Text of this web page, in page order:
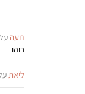
נועה על
בוהו
ליאת